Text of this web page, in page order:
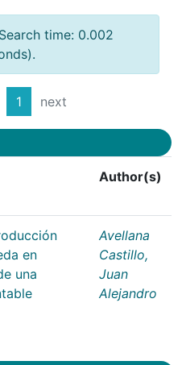
time: 0.002
1 next
Author(s)
en
una
Avellana
Castillo,
Juan
Alejandro